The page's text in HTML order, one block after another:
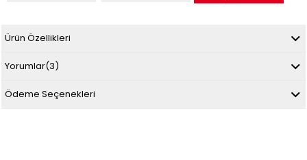
Ürün Özellikleri
Yorumlar(3)
Ödeme Seçenekleri